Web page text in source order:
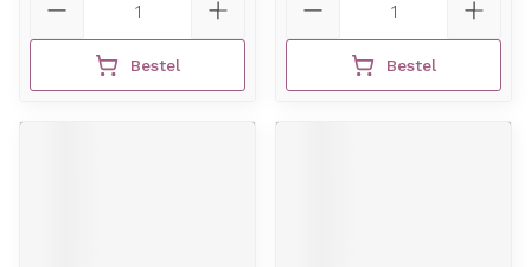
Bestel Bestel